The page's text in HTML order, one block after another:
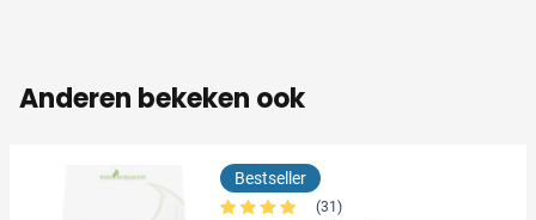
Anderen bekeken ook
Bestseller
(31)